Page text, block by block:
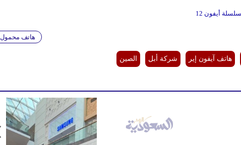
هاتف محمول
هاتف آيفون إير شركة أبل الصين